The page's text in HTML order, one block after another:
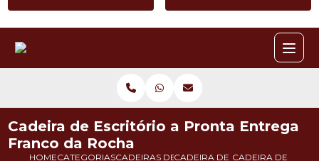
HOMECATEGORIASCADEIRAS DE ESCRITORIOCADEIRA DE ESCRITORIO ALTA
CADEIRA DE
Cadeira de Escritório a Pronta Entrega
Franco da Rocha